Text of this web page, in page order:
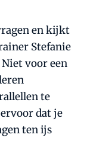
en kijkt
Stefanie
voor een
te
dat je
ten ijs